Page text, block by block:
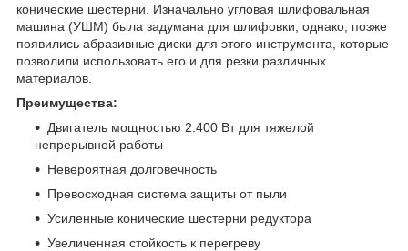
конические шестерни. Изначально угловая шлифовальная
машина (УШМ) была задумана для шлифовки, однако, позже
появились абразивные диски для этого инструмента, которые
позволили использовать его и для резки различных
материалов.
Преимущества:
Двигатель мощностью 2.400 Вт для тяжелой
непрерывной работы
Невероятная долговечность
Превосходная система защиты от пыли
Усиленные конические шестерни редуктора
Увеличенная стойкость к перегреву